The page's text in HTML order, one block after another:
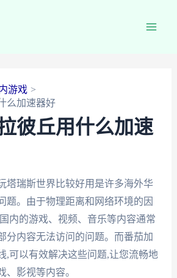
游戏
么加速器好
彼丘用什么加速
塔瑞斯世界比较好用是许多海外华
题。由于物理距离和网络环境的因
内的游戏、视频、音乐等内容通常
分内容无法访问的问题。而番茄加
,可以有效解决这些问题,让您流畅地
、影视等内容。